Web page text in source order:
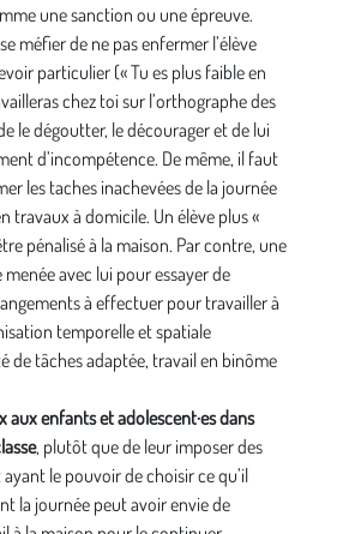
une sanction ou une épreuve.
méfier de ne pas enfermer l’élève
particulier (« Tu es plus faible en
chez toi sur l’orthographe des
le dégoutter, le décourager et de lui
d’incompétence. De même, il faut
les taches inachevées de la journée
travaux à domicile. Un élève plus «
pénalisé à la maison. Par contre, une
avec lui pour essayer de
à effectuer pour travailler à
temporelle et spatiale
de tâches adaptée, travail en binôme
aux enfants et adolescent·es dans
, plutôt que de leur imposer des
le pouvoir de choisir ce qu’il
la journée peut avoir envie de